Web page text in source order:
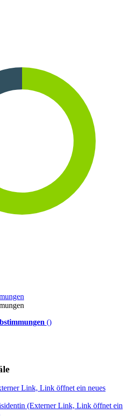
()
Link, Link öffnet ein neues
(Externer Link, Link öffnet ein